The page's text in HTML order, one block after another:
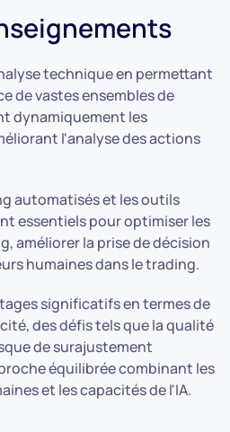
technique en permettant
de vastes ensembles de
dynamiquement les
l'analyse des actions
automatisés et les outils
essentiels pour optimiser les
améliorer la prise de décision
humaines dans le trading.
significatifs en termes de
des défis tels que la qualité
de surajustement
équilibrée combinant les
et les capacités de l'IA.